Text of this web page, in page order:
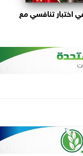
اختبار تنافسي مع